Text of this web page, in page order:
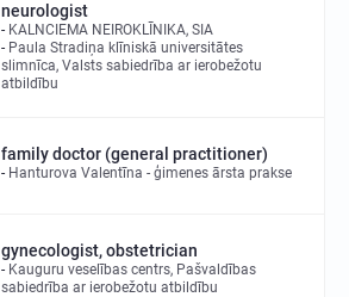
neurologist
KALNCIEMA NEIROKLĪNIKA, SIA
Paula Stradiņa klīniskā universitātes
slimnīca, Valsts sabiedrība ar ierobežotu
atbildību
family doctor (general practitioner)
Hanturova Valentīna - ģimenes ārsta prakse
gynecologist, obstetrician
Kauguru veselības centrs, Pašvaldības
sabiedrība ar ierobežotu atbildību